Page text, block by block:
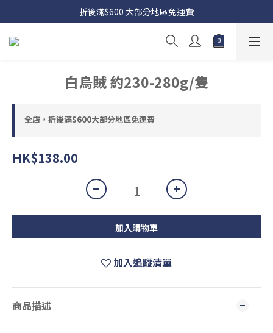
折後滿$600 大部分地區免運費
白烏賊 約230-280g/隻
全店，折後滿$600大部分地區免運費
HK$138.00
加入購物車
加入追蹤清單
商品描述